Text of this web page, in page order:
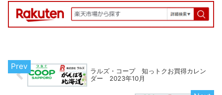
ラルズ・コープ 知っトクお買得カレン
ダー 2023年10月